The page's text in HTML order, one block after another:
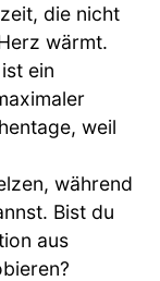
die nicht
wärmt.
ein
weil
während
Bist du
aus